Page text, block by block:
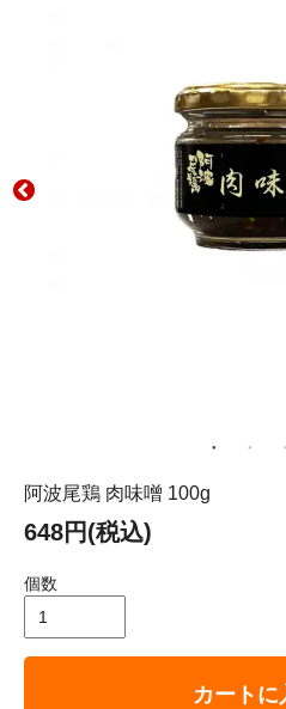
阿波尾鶏 肉味噌 100g
648円(税込)
個数
カートに